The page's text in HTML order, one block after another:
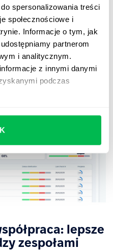
spersonalizowania treści
społecznościowe i
Informacje o tym, jak
partnerom
i analitycznym.
z innymi danymi
podczas
zbiorcze, takie jak
realizacji celów.
by zobaczyć, jak
sukces całej organizacji.
funkcję
Customer Success
lepsze
zespołami